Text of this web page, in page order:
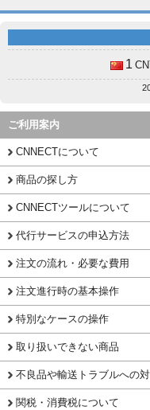
1
ご利用案内
CNNECTについて
商品の探し方
CNNECTツールについて
代行サービスの申込方法
注文の流れ・必要な費用
注文進行時の基本操作
特別なケースの操作
取り扱いできない商品
不良品や輸送トラブルへの
関税・消費税について